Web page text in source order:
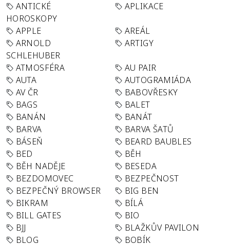
ANTICKÉ
HOROSKOPY
APLIKACE
APPLE
AREÁL
ARNOLD
SCHLEHUBER
ARTIGY
ATMOSFÉRA
AU PAIR
AUTA
AUTOGRAMIÁDA
AV ČR
BABOVŘESKY
BAGS
BALET
BANÁN
BANÁT
BARVA
BARVA ŠATŮ
BÁSEŇ
BEARD BAUBLES
BED
BĚH
BĚH NADĚJE
BESEDA
BEZDOMOVEC
BEZPEČNOST
BEZPEČNÝ BROWSER
BIG BEN
BIKRAM
BÍLÁ
BILL GATES
BIO
BJJ
BLAŽKŮV PAVILON
BLOG
BOBÍK